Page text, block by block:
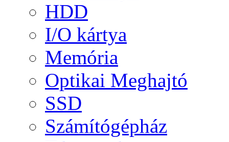
HDD
I/O kártya
Memória
Optikai Meghajtó
SSD
Számítógépház